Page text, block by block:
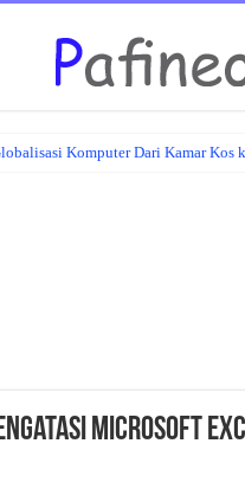
Komputer Dari Kamar Kos
Microsoft